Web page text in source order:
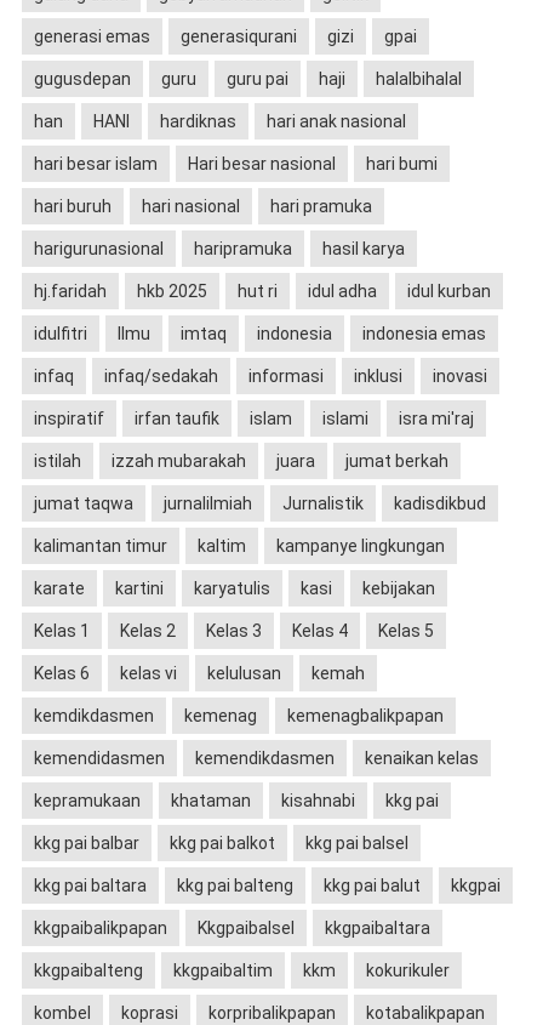
generasi emas generasiqurani gizi gpai
gugusdepan guru guru pai haji halalbihalal
han HANI hardiknas hari anak nasional
hari besar islam Hari besar nasional hari bumi
hari buruh hari nasional hari pramuka
harigurunasional haripramuka hasil karya
hj.faridah hkb 2025 hut ri idul adha idul kurban
idulfitri Ilmu imtaq indonesia indonesia emas
infaq infaq/sedakah informasi inklusi inovasi
inspiratif irfan taufik islam islami isra mi'raj
istilah izzah mubarakah juara jumat berkah
jumat taqwa jurnalilmiah Jurnalistik kadisdikbud
kalimantan timur kaltim kampanye lingkungan
karate kartini karyatulis kasi kebijakan
Kelas 1 Kelas 2 Kelas 3 Kelas 4 Kelas 5
Kelas 6 kelas vi kelulusan kemah
kemdikdasmen kemenag kemenagbalikpapan
kemendidasmen kemendikdasmen kenaikan kelas
kepramukaan khataman kisahnabi kkg pai
kkg pai balbar kkg pai balkot kkg pai balsel
kkg pai baltara kkg pai balteng kkg pai balut kkgpai
kkgpaibalikpapan Kkgpaibalsel kkgpaibaltara
kkgpaibalteng kkgpaibaltim kkm kokurikuler
kombel koprasi korpribalikpapan kotabalikpapan